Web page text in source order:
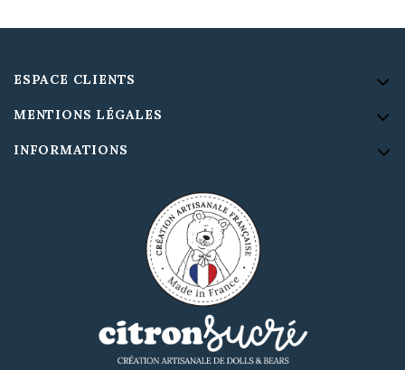
ESPACE CLIENTS
MENTIONS LÉGALES
INFORMATIONS